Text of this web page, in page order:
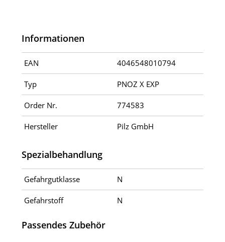
Informationen
EAN 4046548010794
Typ PNOZ X EXP
Order Nr. 774583
Hersteller Pilz GmbH
Spezialbehandlung
Gefahrgutklasse N
Gefahrstoff N
Passendes Zubehör